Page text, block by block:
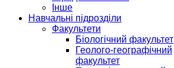
Інше
Навчальні підрозділи
Факультети
Біологічний факультет
Геолого-географічний
факультет